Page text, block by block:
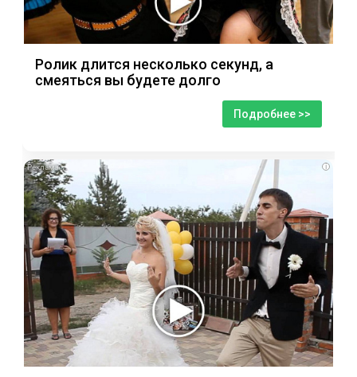
Ролик длится несколько секунд, а
смеяться вы будете долго
Подробнее >>
i